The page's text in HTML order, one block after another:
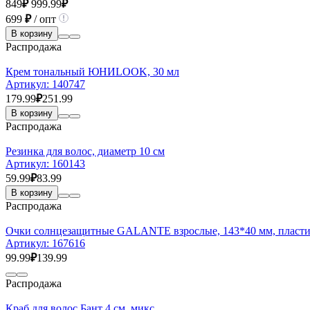
849₽ 999.99₽
699 ₽/ опт
В корзину
Распродажа
Крем тональный ЮНИLOOK, 30 мл
Артикул: 140747
179.99₽251.99
В корзину
Распродажа
Резинка для волос, диаметр 10 см
Артикул: 160143
59.99₽83.99
В корзину
Распродажа
Очки солнцезащитные GALANTE взрослые, 143*40 мм,
Артикул: 167616
99.99₽139.99
Распродажа